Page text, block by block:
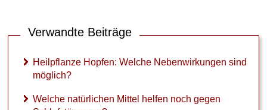
Verwandte Beiträge
Heilpflanze Hopfen: Welche Nebenwirkungen sind
möglich?
Welche natürlichen Mittel helfen noch gegen
w
c
h
E